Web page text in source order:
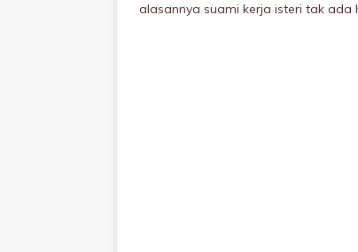
alasannya suami kerja isteri tak ada